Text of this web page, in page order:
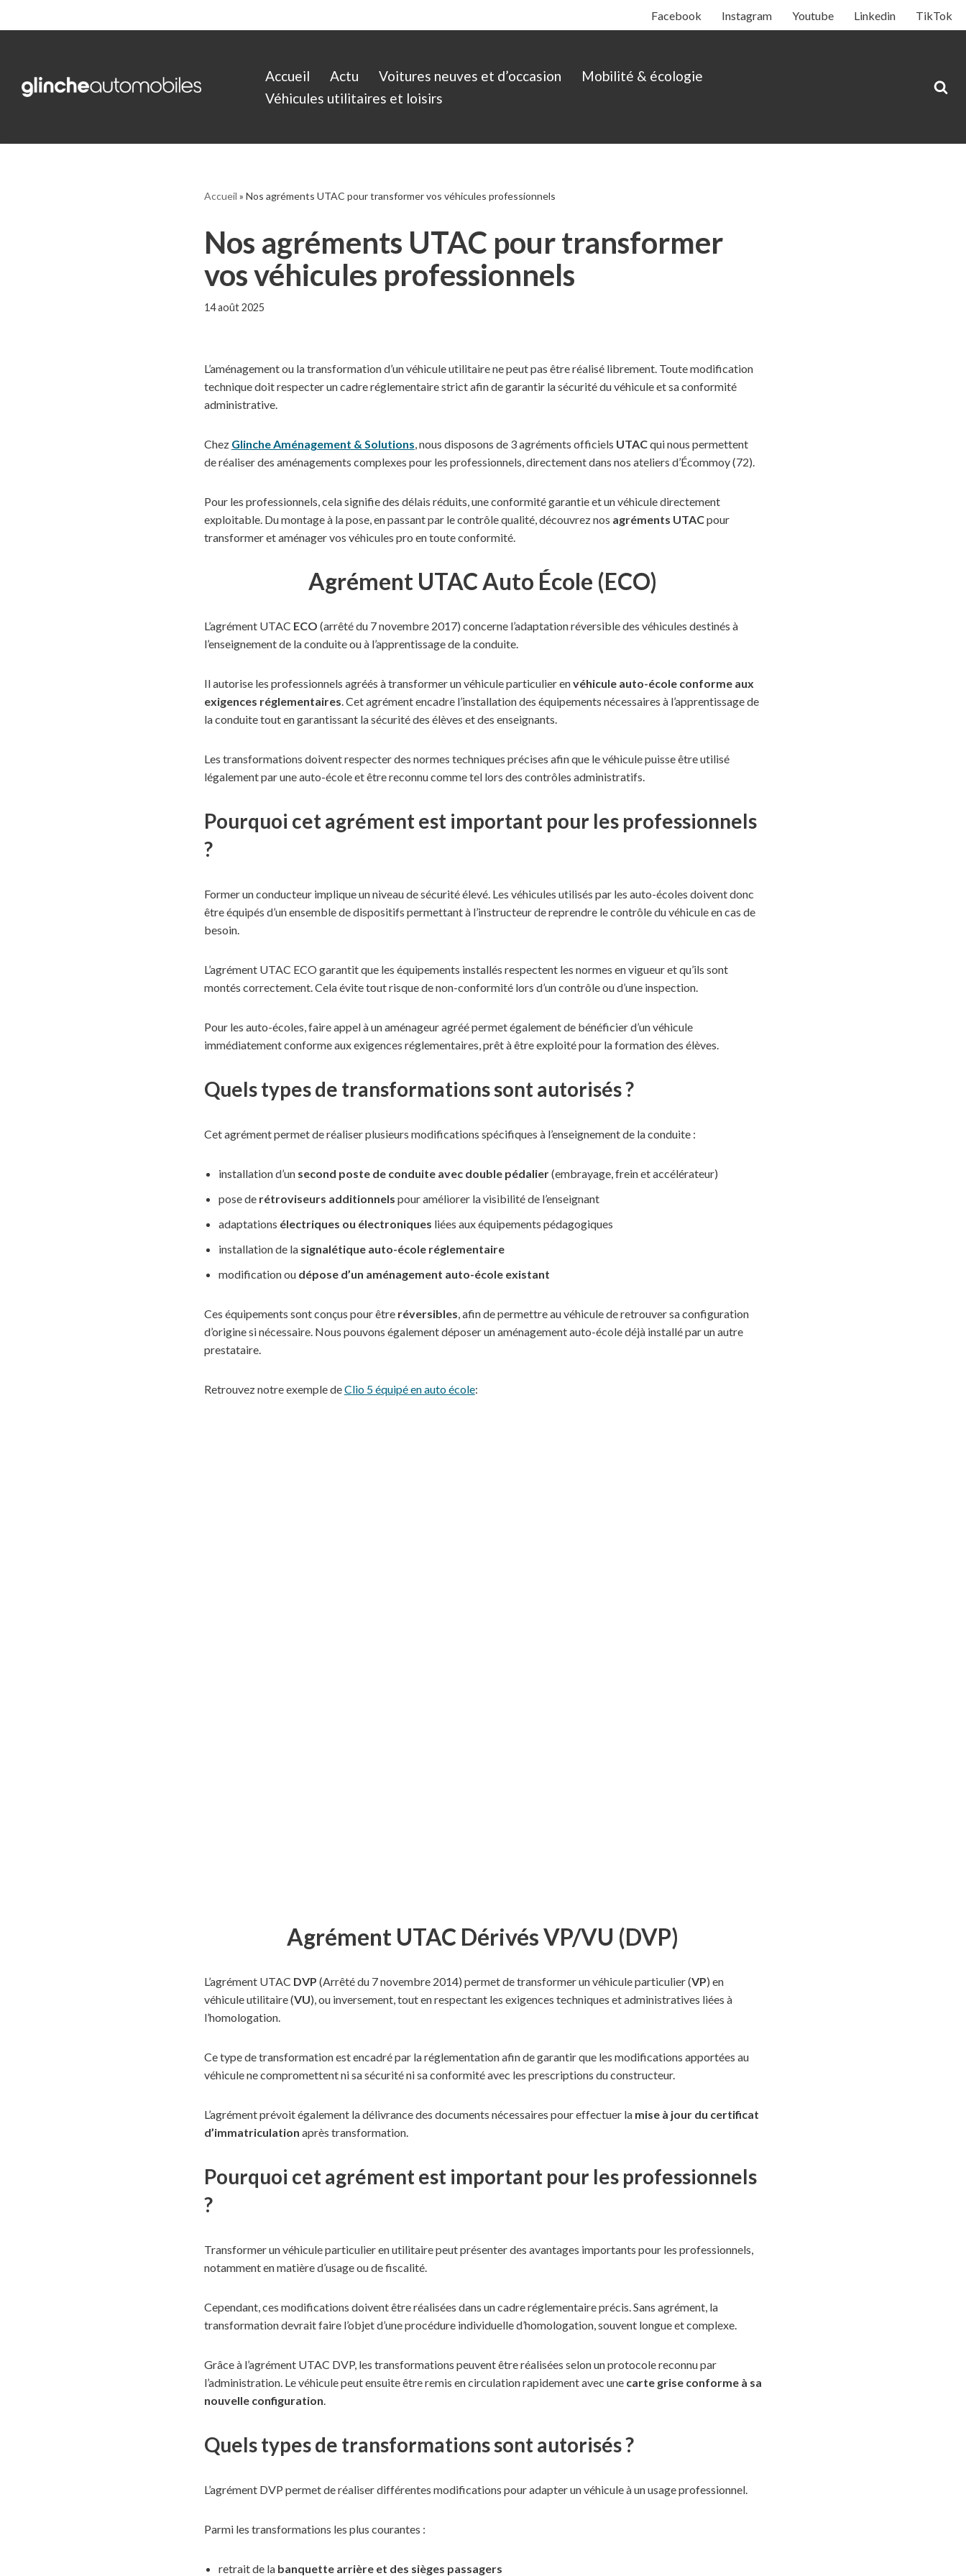
contenu
Facebook Instagram Youtube Linkedin TikTok
Accueil Actu Voitures neuves et d’occasion
Mobilité & écologie
Véhicules utilitaires et loisirs
Accueil » Nos agréments UTAC pour transformer vos véhicules professionnels
Nos agréments UTAC pour transformer
vos véhicules professionnels
14 août 2025
L’aménagement ou la transformation d’un véhicule utilitaire ne peut pas être réalisé librement. Toute modification
technique doit respecter un cadre réglementaire strict afin de garantir la sécurité du véhicule et sa conformité
administrative.
Chez Glinche Aménagement & Solutions, nous disposons de 3 agréments officiels UTACqui nous permettent
de réaliser des aménagements complexes pour les professionnels, directement dans nos ateliers d’Écommoy (72).
Pour les professionnels, cela signifie des délais réduits, une conformité garantie et un véhicule directement
exploitable. Du montage à la pose, en passant par le contrôle qualité, découvrez nos agréments UTACpour
transformer et aménager vos véhicules pro en toute conformité.
Agrément UTAC Auto École (ECO)
L’agrément UTAC ECO (arrêté du 7 novembre 2017) concerne l’adaptation réversible des véhicules destinés à
l’enseignement de la conduite ou à l’apprentissage de la conduite.
Il autorise les professionnels agréés à transformer un véhicule particulier envéhicule auto-école conforme aux
exigences réglementaires. Cet agrément encadre l’installation des équipements nécessaires à l’apprentissage de
la conduite tout en garantissant la sécurité des élèves et des enseignants.
Les transformations doivent respecter des normes techniques précises afin que le véhicule puisse être utilisé
légalement par une auto-école et être reconnu comme tel lors des contrôles administratifs.
Pourquoi cet agrément est important pour les professionnels
?
Former un conducteur implique un niveau de sécurité élevé. Les véhicules utilisés par les auto-écoles doivent donc
être équipés d’un ensemble de dispositifs permettant à l’instructeur de reprendre le contrôle du véhicule en cas de
besoin.
L’agrément UTAC ECO garantit que les équipements installés respectent les normes en vigueur et qu’ils sont
montés correctement. Cela évite tout risque de non-conformité lors d’un contrôle ou d’une inspection.
Pour les auto-écoles, faire appel à un aménageur agréé permet également de bénéficier d’un véhicule
immédiatement conforme aux exigences réglementaires, prêt à être exploité pour la formation des élèves.
Quels types de transformations sont autorisés ?
Cet agrément permet de réaliser plusieurs modifications spécifiques à l’enseignement de la conduite :
installation d’un second poste de conduite avec double pédalier(embrayage, frein et accélérateur)
pose de rétroviseurs additionnels pour améliorer la visibilité de l’enseignant
adaptations électriques ou électroniques liées aux équipements pédagogiques
installation de la signalétique auto-école réglementaire
modification ou dépose d’un aménagement auto-école existant
Ces équipements sont conçus pour être réversibles, afin de permettre au véhicule de retrouver sa configuration
d’origine si nécessaire. Nous pouvons également déposer un aménagement auto-école déjà installé par un autre
prestataire.
Retrouvez notre exemple deClio 5 équipé en auto école:
Agrément UTAC Dérivés VP/VU (DVP)
L’agrément UTAC DVP (Arrêté du 7 novembre 2014) permet de transformer un véhicule particulier (VP) en
véhicule utilitaire (VU), ou inversement, tout en respectant les exigences techniques et administratives liées à
l’homologation.
Ce type de transformation est encadré par la réglementation afin de garantir que les modifications apportées au
véhicule ne compromettent ni sa sécurité ni sa conformité avec les prescriptions du constructeur.
L’agrément prévoit également la délivrance des documents nécessaires pour effectuer la mise à jour du certificat
d’immatriculation après transformation.
Pourquoi cet agrément est important pour les professionnels
?
Transformer un véhicule particulier en utilitaire peut présenter des avantages importants pour les professionnels,
notamment en matière d’usage ou de fiscalité.
Cependant, ces modifications doivent être réalisées dans un cadre réglementaire précis. Sans agrément, la
transformation devrait faire l’objet d’une procédure individuelle d’homologation, souvent longue et complexe.
Grâce à l’agrément UTAC DVP, les transformations peuvent être réalisées selon un protocole reconnu par
l’administration. Le véhicule peut ensuite être remis en circulation rapidement avec une carte grise conforme à sa
nouvelle configuration.
Quels types de transformations sont autorisés ?
L’agrément DVP permet de réaliser différentes modifications pour adapter un véhicule à un usage professionnel.
Parmi les transformations les plus courantes :
retrait de la banquette arrière et des sièges passagers